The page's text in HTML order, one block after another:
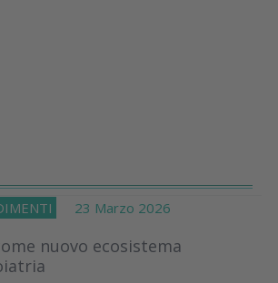
23 Marzo 2026
nuovo ecosistema